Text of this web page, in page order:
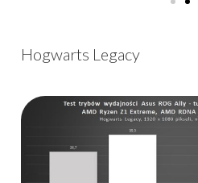
Hogwarts Legacy